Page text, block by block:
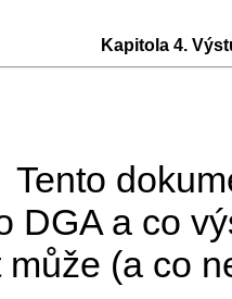
Kapitola 4.
Tento
DGA a co
může (a co